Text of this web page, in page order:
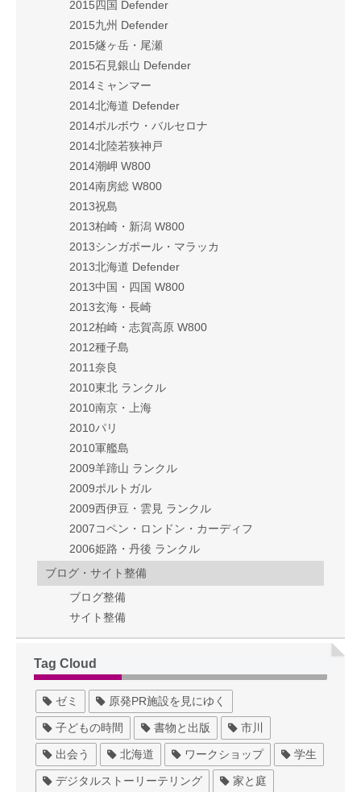
2015四国 Defender
2015九州 Defender
2015燧ヶ岳・尾瀬
2015石見銀山 Defender
2014ミャンマー
2014北海道 Defender
2014ポルボウ・バルセロナ
2014北陸若狭神戸
2014潮岬 W800
2014南房総 W800
2013祝島
2013柏崎・新潟 W800
2013シンガポール・マラッカ
2013北海道 Defender
2013中国・四国 W800
2013玄海・長崎
2012柏崎・志賀高原 W800
2012種子島
2011奈良
2010東北 ランクル
2010南京・上海
2010パリ
2010軍艦島
2009羊蹄山 ランクル
2009ポルトガル
2009西伊豆・雲見 ランクル
2007コペン・ロンドン・カーディフ
2006姫路・丹後 ランクル
ブログ・サイト整備
ブログ整備
サイト整備
Tag Cloud
ゼミ 原発PR施設を見にゆく
子どもの時間 書物と出版 市川
出会う 北海道 ワークショップ 学生
デジタルストーリーテリング 家と庭